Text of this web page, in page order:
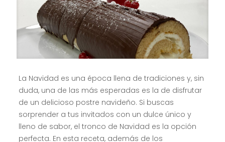
La Navidad es una época llena de tradiciones y, sin
duda, una de las más esperadas es la de disfrutar
de un delicioso postre navideño. Si buscas
sorprender a tus invitados con un dulce único y
lleno de sabor, el tronco de Navidad es la opción
perfecta. En esta receta, además de los